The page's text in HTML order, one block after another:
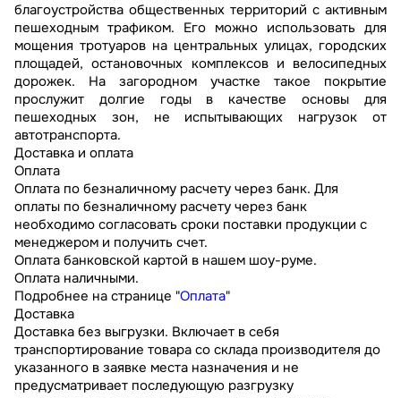
благоустройства общественных территорий с активным
пешеходным трафиком. Его можно использовать для
мощения тротуаров на центральных улицах, городских
площадей, остановочных комплексов и велосипедных
дорожек. На загородном участке такое покрытие
прослужит долгие годы в качестве основы для
пешеходных зон, не испытывающих нагрузок от
автотранспорта.
Доставка и оплата
Оплата
Оплата по безналичному расчету через банк. Для
оплаты по безналичному расчету через банк
необходимо согласовать сроки поставки продукции с
менеджером и получить счет.
Оплата банковской картой в нашем шоу-руме.
Оплата наличными.
Подробнее на странице "Оплата"
Доставка
Доставка без выгрузки. Включает в себя
транспортирование товара со склада производителя до
указанного в заявке места назначения и не
предусматривает последующую разгрузку